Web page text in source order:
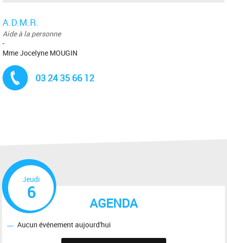
A.D.M.R.
Aide à la personne
-
Mme Jocelyne MOUGIN
03 24 35 66 12
AGENDA
Jeudi
6
Aucun événement aujourd'hui